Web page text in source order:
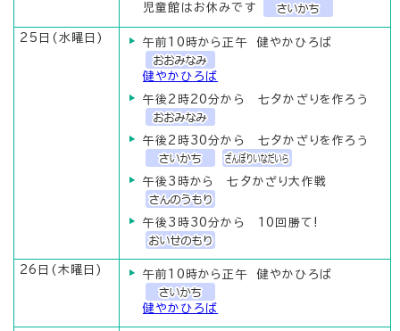
児童館はお休みです
25日(水曜日) 午前10時から正午 健やかひろば
健やかひろば
午後2時20分から 七夕かざりを作ろう
午後2時30分から 七夕かざりを作ろう
午後3時から 七夕かざり大作戦
午後3時30分から 10回勝て!
26日(木曜日) 午前10時から正午 健やかひろば
健やかひろば